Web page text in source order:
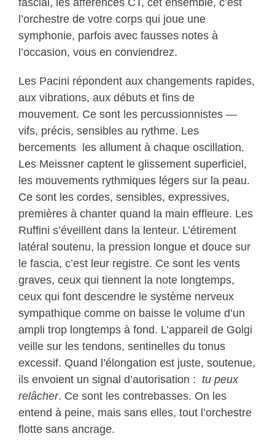
l’orchestre de votre corps qui joue une
symphonie, parfois avec fausses notes à
l’occasion, vous en conviendrez.
Les Pacini répondent aux changements rapides,
aux vibrations, aux débuts et fins de
mouvement. Ce sont les percussionnistes —
vifs, précis, sensibles au rythme. Les
bercements les allument à chaque oscillation.
Les Meissner captent le glissement superficiel,
les mouvements rythmiques légers sur la peau.
Ce sont les cordes, sensibles, expressives,
premières à chanter quand la main effleure. Les
Ruffini s’éveillent dans la lenteur. L’étirement
latéral soutenu, la pression longue et douce sur
le fascia, c’est leur registre. Ce sont les vents
graves, ceux qui tiennent la note longtemps,
ceux qui font descendre le système nerveux
sympathique comme on baisse le volume d’un
ampli trop longtemps à fond. L’appareil de Golgi
veille sur les tendons, sentinelles du tonus
excessif. Quand l’élongation est juste, soutenue,
ils envoient un signal d’autorisation : tu peux
relâcher. Ce sont les contrebasses. On les
entend à peine, mais sans elles, tout l’orchestre
flotte sans ancrage.